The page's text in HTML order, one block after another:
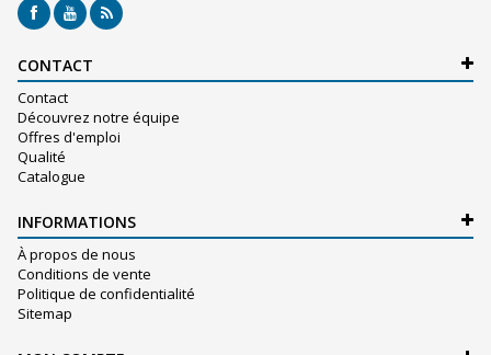
CONTACT
Contact
Découvrez notre équipe
Offres d'emploi
Qualité
Catalogue
INFORMATIONS
À propos de nous
Conditions de vente
Politique de confidentialité
Sitemap